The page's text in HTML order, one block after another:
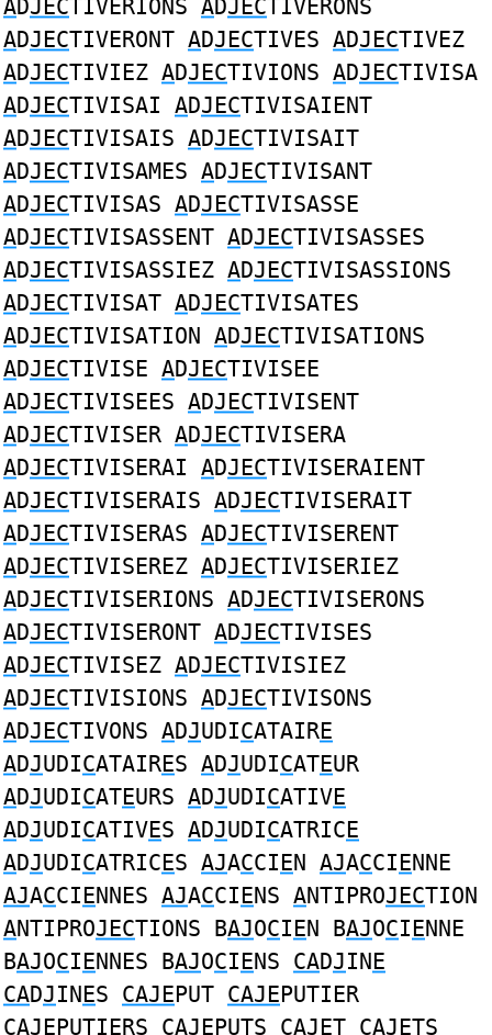
ADJECTIVERIONS ADJECTIVERONS
ADJECTIVERONT ADJECTIVES ADJECTIVEZ
ADJECTIVIEZ ADJECTIVIONS ADJECTIVISA
ADJECTIVISAI ADJECTIVISAIENT
ADJECTIVISAIS ADJECTIVISAIT
ADJECTIVISAMES ADJECTIVISANT
ADJECTIVISAS ADJECTIVISASSE
ADJECTIVISASSENT ADJECTIVISASSES
ADJECTIVISASSIEZ ADJECTIVISASSIONS
ADJECTIVISAT ADJECTIVISATES
ADJECTIVISATION ADJECTIVISATIONS
ADJECTIVISE ADJECTIVISEE
ADJECTIVISEES ADJECTIVISENT
ADJECTIVISER ADJECTIVISERA
ADJECTIVISERAI ADJECTIVISERAIENT
ADJECTIVISERAIS ADJECTIVISERAIT
ADJECTIVISERAS ADJECTIVISERENT
ADJECTIVISEREZ ADJECTIVISERIEZ
ADJECTIVISERIONS ADJECTIVISERONS
ADJECTIVISERONT ADJECTIVISES
ADJECTIVISEZ ADJECTIVISIEZ
ADJECTIVISIONS ADJECTIVISONS
ADJECTIVONS ADJUDICATAIRE
ADJUDICATAIRES ADJUDICATEUR
ADJUDICATEURS ADJUDICATIVE
ADJUDICATIVES ADJUDICATRICE
ADJUDICATRICES AJACCIEN AJACCIENNE
AJACCIENNES AJACCIENS ANTIPROJECTION
ANTIPROJECTIONS BAJOCIEN BAJOCIENNE
BAJOCIENNES BAJOCIENS CADJINE
CADJINES CAJEPUT CAJEPUTIER
CAJEPUTIERS CAJEPUTS CAJET CAJETS